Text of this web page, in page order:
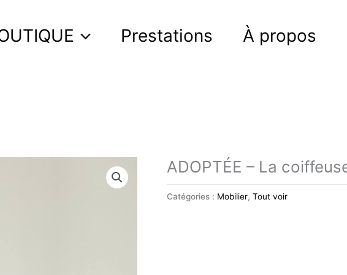
Prestations À propos
ADOPTÉE – La
Catégories : Mobilier, Tout voir